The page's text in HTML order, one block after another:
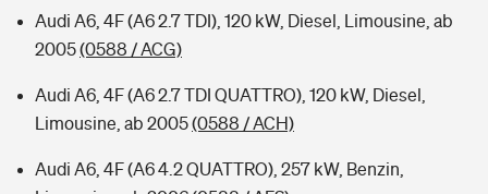
Audi A6, 4F (A6 2.7 TDI), 120 kW, Diesel, Limousine, ab
2005(0588 / ACG)
Audi A6, 4F (A6 2.7 TDI QUATTRO), 120 kW, Diesel,
Limousine, ab 2005(0588 / ACH)
Audi A6, 4F (A6 4.2 QUATTRO), 257 kW, Benzin,